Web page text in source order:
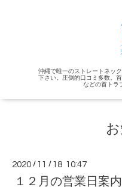
沖縄で唯一のストレートネッ
下さい。圧倒的口コミ多数。
などの首トラ
2020 / 11 / 18 10:47
１２月の営業日案内